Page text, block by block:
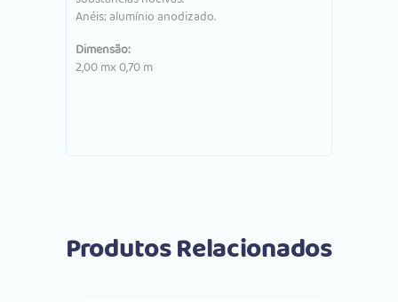
Anéis: alumínio anodizado.
Dimensão:
2,00 mx 0,70 m
Produtos Relacionados